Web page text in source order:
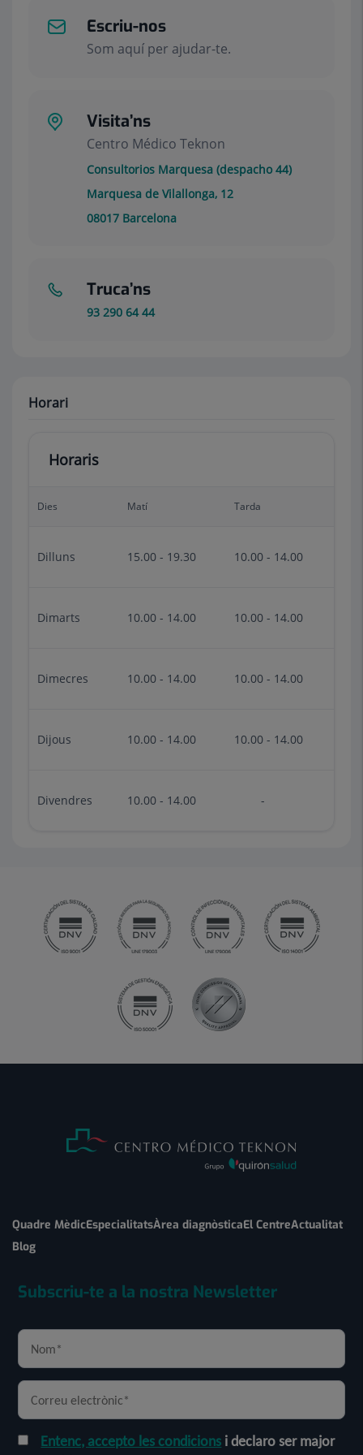
Escriu-nos
Som aquí per ajudar-te.
Visita’ns
Centro Médico Teknon
Consultorios Marquesa (despacho 44)
Marquesa de Vilallonga, 12
08017 Barcelona
Truca’ns
93 290 64 44
Horari
Horaris
Dies Matí Tarda
Dilluns 15.00 - 19.30 10.00 - 14.00
Dimarts 10.00 - 14.00 10.00 - 14.00
Dimecres 10.00 - 14.00 10.00 - 14.00
Dijous 10.00 - 14.00 10.00 - 14.00
Divendres 10.00 - 14.00 -
Quadre MèdicEspecialitatsÀrea diagnòsticaEl CentreActualitat
Blog
Subscriu-te a la nostra Newsletter
Entenc, accepto les condicions i declaro ser major